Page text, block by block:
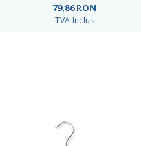
79,86RON
TVA Inclus